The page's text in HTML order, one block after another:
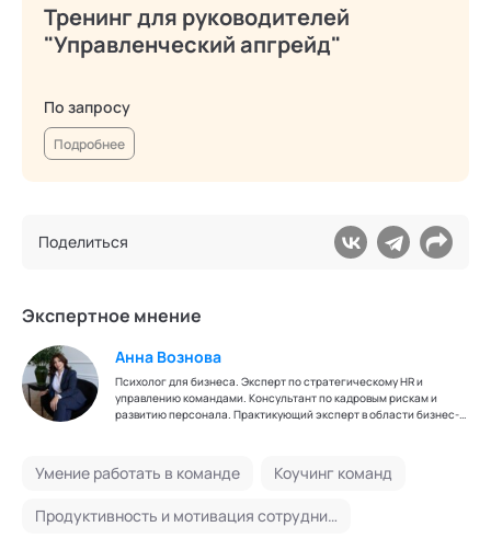
Тренинг для руководителей
"Управленческий апгрейд"
По запросу
Подробнее
Поделиться
Экспертное мнение
Анна Вознова
Психолог для бизнеса. Эксперт по стратегическому HR и
управлению командами. Консультант по кадровым рискам и
развитию персонала. Практикующий эксперт в области бизнес-
Академии социальных технологий. Специализируюсь на
и обеспечении кадровой безопасности бизнеса. Ваш партнер в
решении сложных HR-задач.
Умение работать в команде Коучинг команд
Продуктивность и мотивация сотрудников